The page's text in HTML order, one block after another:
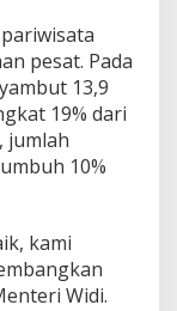
pesat. Pada
13,9
19% dari
jumlah
10%
kami
Widi.